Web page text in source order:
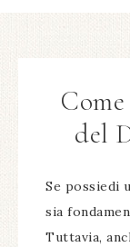
del
Se possiedi
sia
Tuttavia,